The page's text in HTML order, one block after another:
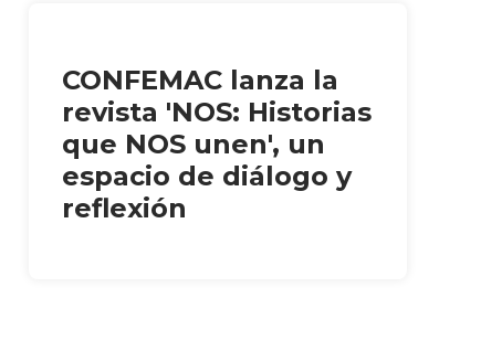
CONFEMAC lanza la
revista 'NOS: Historias
que NOS unen', un
espacio de diálogo y
reflexión